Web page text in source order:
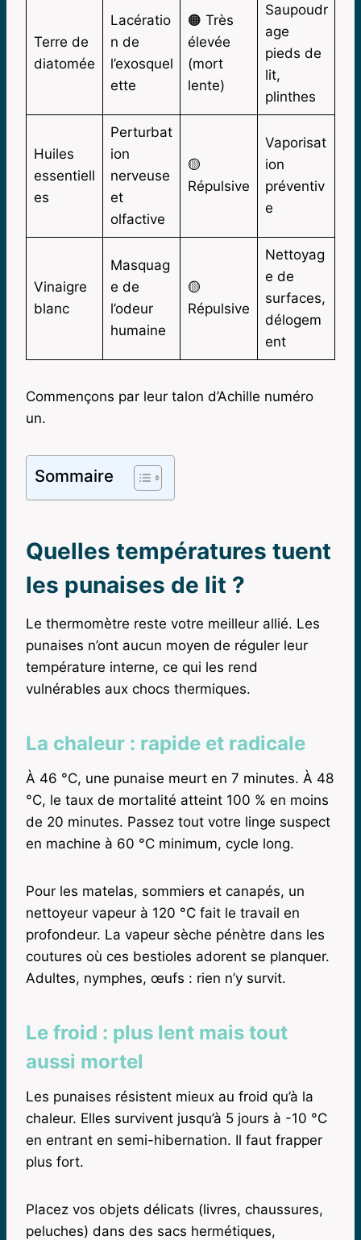
Terre de
diatomée
Lacératio
n de
l’exosquel
ette
🟠 Très
élevée
(mort
lente)
Saupoudr
age
pieds de
lit,
plinthes
Huiles
essentiell
es
Perturbat
ion
nerveuse
et
olfactive
🟡
Répulsive
Vaporisat
ion
préventiv
e
Vinaigre
blanc
Masquag
e de
l’odeur
humaine
🟡
Répulsive
Nettoyag
e de
surfaces,
délogem
ent
Commençons par leur talon d’Achille numéro
un.
Sommaire
Quelles températures tuent
les punaises de lit ?
Le thermomètre reste votre meilleur allié. Les
punaises n’ont aucun moyen de réguler leur
température interne, ce qui les rend
vulnérables aux chocs thermiques.
La chaleur : rapide et radicale
À 46 °C, une punaise meurt en 7 minutes. À 48
°C, le taux de mortalité atteint 100 % en moins
de 20 minutes. Passez tout votre linge suspect
en machine à 60 °C minimum, cycle long.
Pour les matelas, sommiers et canapés, un
nettoyeur vapeur à 120 °C fait le travail en
profondeur. La vapeur sèche pénètre dans les
coutures où ces bestioles adorent se planquer.
Adultes, nymphes, œufs : rien n’y survit.
Le froid : plus lent mais tout
aussi mortel
Les punaises résistent mieux au froid qu’à la
chaleur. Elles survivent jusqu’à 5 jours à -10 °C
en entrant en semi-hibernation. Il faut frapper
plus fort.
Placez vos objets délicats (livres, chaussures,
peluches) dans des sacs hermétiques,